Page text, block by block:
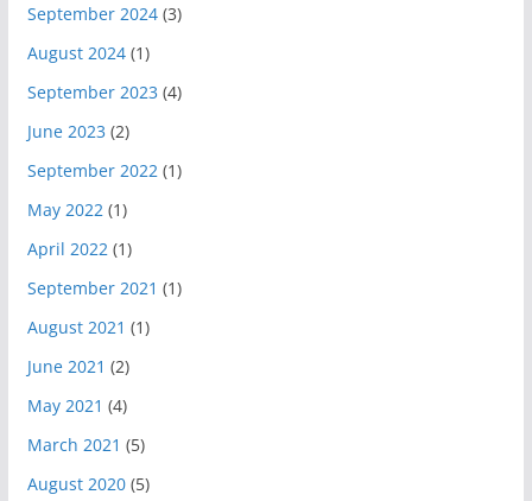
September 2024(3)
August 2024(1)
September 2023 (4)
June 2023 (2)
September 2022(1)
May 2022(1)
April 2022(1)
September 2021 (1)
August 2021 (1)
June 2021 (2)
May 2021 (4)
March 2021 (5)
August 2020(5)